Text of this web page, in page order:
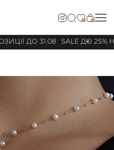
0 0
ДО 31.08 SALE ДО 25%